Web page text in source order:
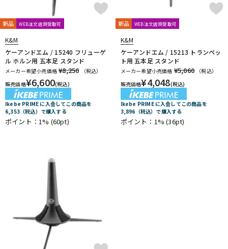
新品 WEB注文店頭受取可
K&M
ケーアンドエム / 15240 フリューゲ
ル ホルン用 五本足 スタンド
メーカー希望小売価格 ¥8,250
（税込）
販売価格¥6,600(税込)
Ikebe PRIME に入会してこの商品を
6,353（税込）で購入する
ポイント：1% (60pt)
新品 WEB注文店頭受取可
K&M
ケーアンドエム / 15213 トランペッ
ト用 五本足 スタンド
メーカー希望小売価格 ¥5,060
（税込）
販売価格¥4,048(税込)
Ikebe PRIME に入会してこの商品を
3,896（税込）で購入する
ポイント：1%(36pt)